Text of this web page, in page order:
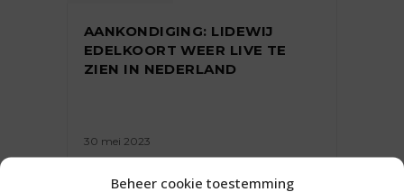
Beheer cookie toestemming
AANKONDIGING: LIDEWIJ
EDELKOORT WEER LIVE TE
ZIEN IN NEDERLAND
30 mei 2023